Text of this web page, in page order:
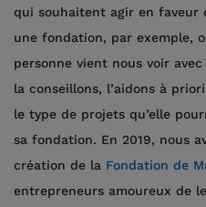
qui souhaitent agir en faveur
une fondation, par exemple,
personne vient nous voir
la conseillons, l’aidons à
le type de projets qu’elle
sa fondation. En 2019, nous
création de la Fondation de
entrepreneurs amoureux de